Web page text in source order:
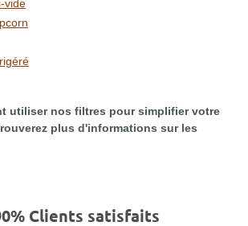
vide
utiliser nos filtres pour simplifier votre
plus d'informations sur les
Clients satisfaits